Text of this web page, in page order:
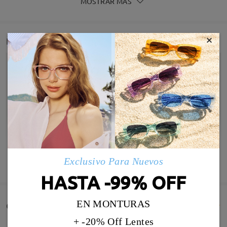
Detail
MOSTRAR MÁS
Comentarios de Clientes(480)
×
Exclusivo Para Nuevos
HASTA -99% OFF
EN MONTURAS
+ -20% Off Lentes